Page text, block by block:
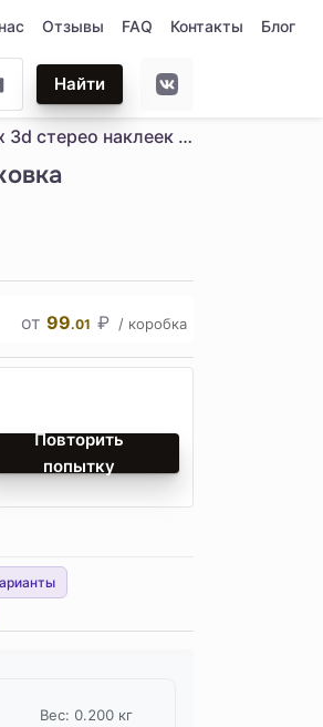
Отзывы FAQ Контакты Блог
Найти
Продажа детских 3d стерео наклеек ручной работы "сделай сам", наклейки eva, упаковка материалов для детского сада, развивающие игрушки
от 99.01 ₽ / коробка
Повторить
попытку
Вес: 0.200 кг